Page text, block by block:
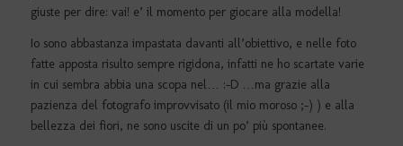
giuste per dire: vai! e’ il momento per giocare alla modella!
Io sono abbastanza impastata davanti all’obiettivo, e nelle foto
fatte apposta risulto sempre rigidona, infatti ne ho scartate varie
in cui sembra abbia una scopa nel… :-D …ma grazie alla
pazienza del fotografo improvvisato (il mio moroso ;-) ) e alla
bellezza dei fiori, ne sono uscite di un po’ più spontanee.